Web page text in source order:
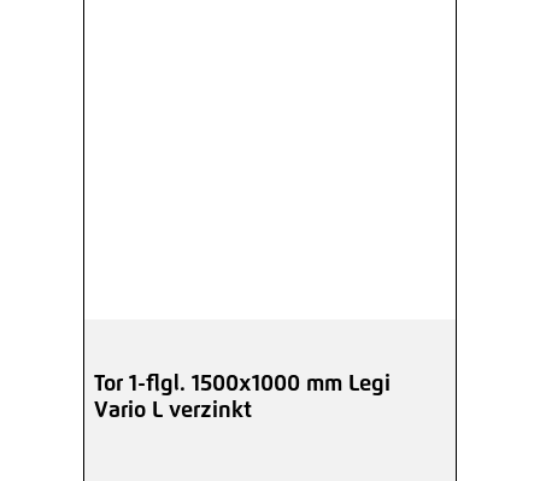
Tor 1-flgl. 1500x1000 mm Legi
Vario L verzinkt